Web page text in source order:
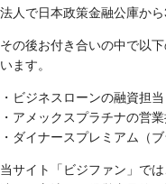
法人で日本政策金融公庫から
その後お付き合いの中で以
います。
・ビジネスローンの融資担当
・アメックスプラチナの営業
・ダイナースプレミアム（
当サイト「ビジファン」で